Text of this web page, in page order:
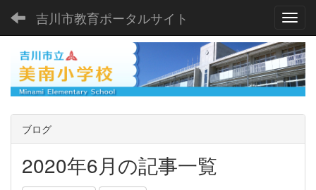
吉川市教育ポータルサイト
ブログ
2020年6月の記事一覧